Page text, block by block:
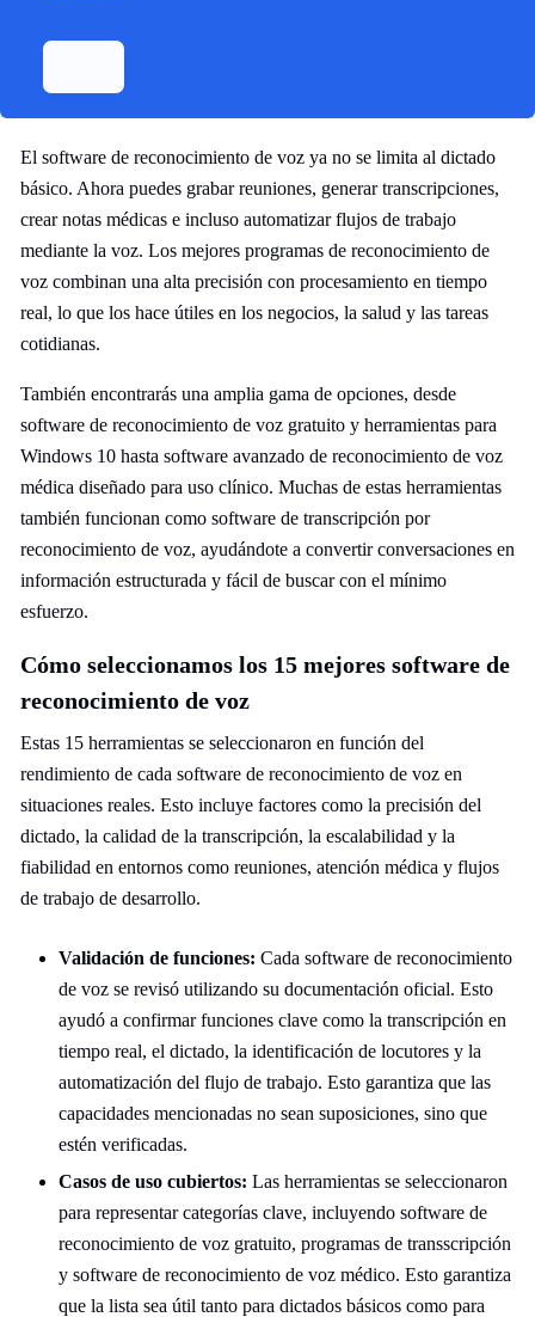
El software de reconocimiento de voz ya no se limita al dictado
básico. Ahora puedes grabar reuniones, generar transcripciones,
crear notas médicas e incluso automatizar flujos de trabajo
mediante la voz. Los mejores programas de reconocimiento de
voz combinan una alta precisión con procesamiento en tiempo
real, lo que los hace útiles en los negocios, la salud y las tareas
cotidianas.
También encontrarás una amplia gama de opciones, desde
software de reconocimiento de voz gratuito y herramientas para
Windows 10 hasta software avanzado de reconocimiento de voz
médica diseñado para uso clínico. Muchas de estas herramientas
también funcionan como software de transcripción por
reconocimiento de voz, ayudándote a convertir conversaciones en
información estructurada y fácil de buscar con el mínimo
esfuerzo.
Cómo seleccionamos los 15 mejores software de
reconocimiento de voz
Estas 15 herramientas se seleccionaron en función del
rendimiento de cada software de reconocimiento de voz en
situaciones reales. Esto incluye factores como la precisión del
dictado, la calidad de la transcripción, la escalabilidad y la
fiabilidad en entornos como reuniones, atención médica y flujos
de trabajo de desarrollo.
Validación de funciones: Cada software de reconocimiento
de voz se revisó utilizando su documentación oficial. Esto
ayudó a confirmar funciones clave como la transcripción en
tiempo real, el dictado, la identificación de locutores y la
automatización del flujo de trabajo. Esto garantiza que las
capacidades mencionadas no sean suposiciones, sino que
estén verificadas.
Casos de uso cubiertos: Las herramientas se seleccionaron
para representar categorías clave, incluyendo software de
reconocimiento de voz gratuito, programas de transscripción
y software de reconocimiento de voz médico. Esto garantiza
que la lista sea útil tanto para dictados básicos como para